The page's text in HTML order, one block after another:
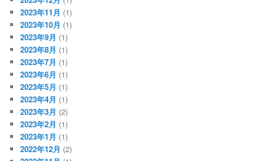
2023年11月 (1)
2023年10月 (1)
2023年9月 (1)
2023年8月 (1)
2023年7月 (1)
2023年6月 (1)
2023年5月 (1)
2023年4月 (1)
2023年3月 (2)
2023年2月 (1)
2023年1月 (1)
2022年12月 (2)